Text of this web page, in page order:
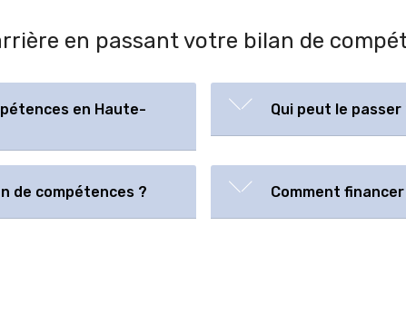
en passant votre bilan de
en Haute- Qui peut le passer
de compétences ? Comment